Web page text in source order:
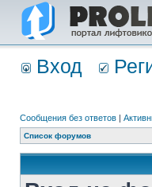
Вход
Сообщения без ответов |
Список форумов